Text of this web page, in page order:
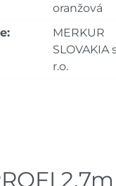
dnů
oranžová
MERKUR
SLOVAKIA
r.o.